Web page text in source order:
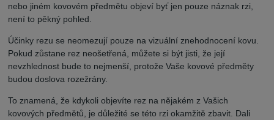
nebo jiném kovovém předmětu objeví byť jen pouze náznak rzi,
není to pěkný pohled.
Účinky rezu se neomezují pouze na vizuální znehodnocení kovu.
Pokud zůstane rez neošetřená, můžete si být jisti, že její
nevzhlednost bude to nejmenší, protože Vaše kovové předměty
budou doslova rozežrány.
To znamená, že kdykoli objevíte rez na nějakém z Vašich
kovových předmětů, je důležité se této rzi okamžitě zbavit. Dali